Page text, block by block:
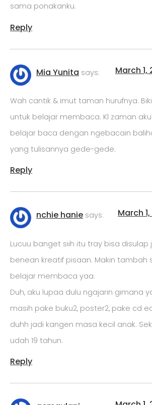
sama ponakanku.
Reply
Mia Yunita says: March
Wah cantik & imut taman hurufnya.
untuk belajar membaca. Kl zaman
belajar baca dengan ngebacain
yang tulisannya gede-gede.
Reply
nchie hanie says: March
Lucuu banget siih itu tray bisa disulap
benean kreatif pisaan. Makin
belajar membaca yaa.
Duh, aku lupaa dulu ngajarin gimana
masih pake buku2, poster2, pake cd
duhh jadi kangen masa kecil anak.
udah 19 tahun.
Reply